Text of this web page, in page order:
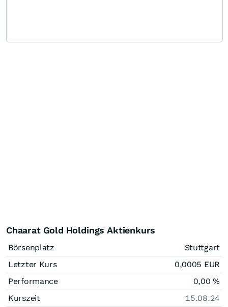
Chaarat Gold Holdings Aktienkurs
Börsenplatz
Stuttgart
Letzter Kurs
0,0005 EUR
Performance
0,00%
Kurszeit
15.08.24